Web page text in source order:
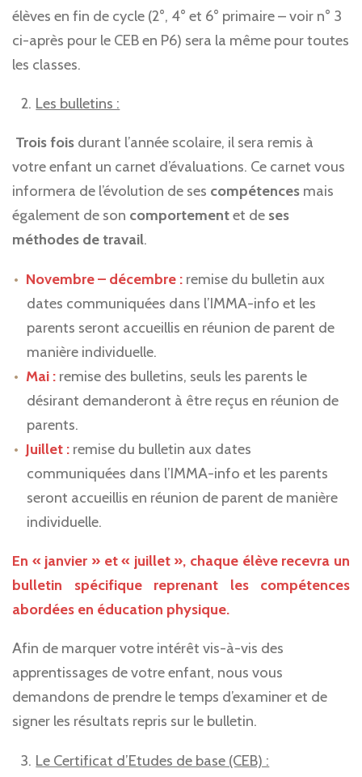
élèves en fin de cycle (2°, 4° et 6° primaire – voir n° 3
ci-après pour le CEB en P6) sera la même pour toutes
les classes.
Les bulletins :
Trois fois durant l’année scolaire, il sera remis à
votre enfant un carnet d’évaluations. Ce carnet vous
informera de l’évolution de ses compétences mais
également de son comportementet de ses
méthodes de travail.
Novembre – décembre : remise du bulletin aux
dates communiquées dans l’IMMA-info et les
parents seront accueillis en réunion de parent de
manière individuelle.
Mai : remise des bulletins, seuls les parents le
désirant demanderont à être reçus en réunion de
parents.
Juillet :remise du bulletin aux dates
communiquées dans l’IMMA-info et les parents
seront accueillis en réunion de parent de manière
individuelle.
En « janvier » et « juillet », chaque élève recevra un
bulletin spécifique reprenant les compétences
abordées en éducation physique.
Afin de marquer votre intérêt vis-à-vis des
apprentissages de votre enfant, nous vous
demandons de prendre le temps d’examiner et de
signer les résultats repris sur le bulletin.
Le Certificat d’Etudes de base (CEB) :